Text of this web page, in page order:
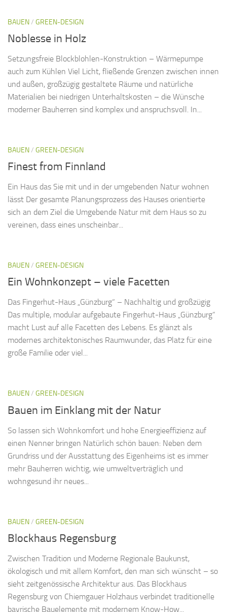
BAUEN/ GREEN-DESIGN
Noblesse in Holz
Setzungsfreie Blockblohlen-Konstruktion – Wärmepumpe
auch zum Kühlen Viel Licht, fließende Grenzen zwischen innen
und außen, großzügig gestaltete Räume und natürliche
Materialien bei niedrigen Unterhaltskosten – die Wünsche
moderner Bauherren sind komplex und anspruchsvoll. In...
BAUEN/ GREEN-DESIGN
Finest from Finnland
Ein Haus das Sie mit und in der umgebenden Natur wohnen
lässt Der gesamte Planungsprozess des Hauses orientierte
sich an dem Ziel die Umgebende Natur mit dem Haus so zu
vereinen, dass eines unscheinbar...
BAUEN/ GREEN-DESIGN
Ein Wohnkonzept – viele Facetten
Das Fingerhut-Haus „Günzburg“ – Nachhaltig und großzügig
Das multiple, modular aufgebaute Fingerhut-Haus „Günzburg“
macht Lust auf alle Facetten des Lebens. Es glänzt als
modernes architektonisches Raumwunder, das Platz für eine
große Familie oder viel...
BAUEN/ GREEN-DESIGN
Bauen im Einklang mit der Natur
So lassen sich Wohnkomfort und hohe Energieeffizienz auf
einen Nenner bringen Natürlich schön bauen: Neben dem
Grundriss und der Ausstattung des Eigenheims ist es immer
mehr Bauherren wichtig, wie umweltverträglich und
wohngesund ihr neues...
BAUEN/ GREEN-DESIGN
Blockhaus Regensburg
Zwischen Tradition und Moderne Regionale Baukunst,
ökologisch und mit allem Komfort, den man sich wünscht – so
sieht zeitgenössische Architektur aus. Das Blockhaus
Regensburg von Chiemgauer Holzhaus verbindet traditionelle
bayrische Bauelemente mit modernem Know-How...